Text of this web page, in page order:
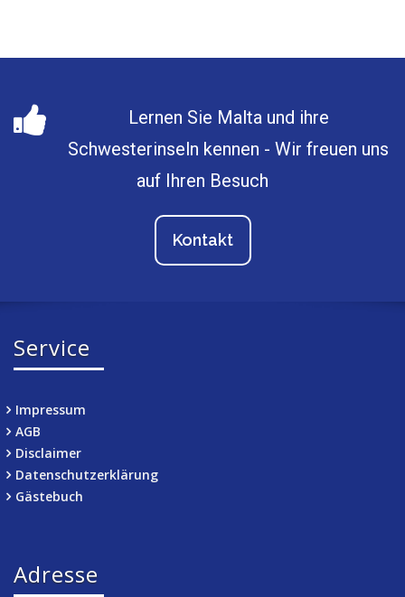
Lernen Sie Malta und ihre
Schwesterinseln kennen - Wir freuen uns
auf Ihren Besuch
Kontakt
Service
Impressum
AGB
Disclaimer
Datenschutzerklärung
Gästebuch
Adresse